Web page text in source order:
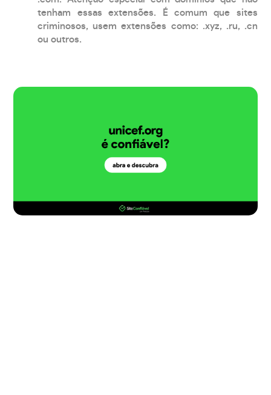
tenham essas extensões. É comum que sites
criminosos, usem extensões como: .xyz, .ru, .cn
ou outros.